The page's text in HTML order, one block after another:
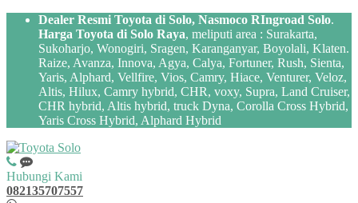
Dealer Resmi Toyota di Solo, Nasmoco RIngroad Solo.
Harga Toyota di Solo Raya, meliputi area : Surakarta,
Sukoharjo, Wonogiri, Sragen, Karanganyar, Boyolali, Klaten.
Raize, Avanza, Innova, Agya, Calya, Fortuner, Rush, Sienta,
Yaris, Alphard, Vellfire, Vios, Camry, Hiace, Venturer, Veloz,
Altis, Hilux, Camry hybrid, CHR, voxy, Supra, Land Cruiser,
CHR hybrid, Altis hybrid, truck Dyna, Corolla Cross Hybrid,
Yaris Cross Hybrid, Alphard Hybrid
Hubungi Kami
082135707557